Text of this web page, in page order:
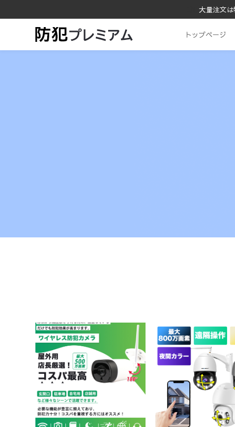
大量注文
トップページ